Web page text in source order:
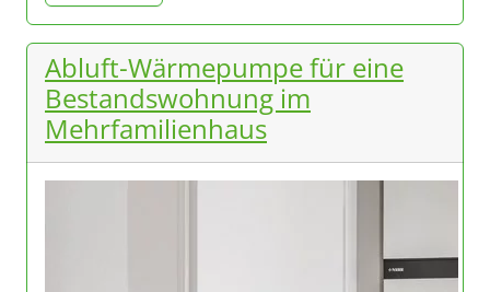
Abluft-Wärmepumpe für eine
Bestandswohnung im
Mehrfamilienhaus